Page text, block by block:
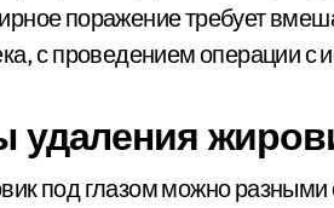
поражение требует
с проведением операции с
удаления
под глазом можно